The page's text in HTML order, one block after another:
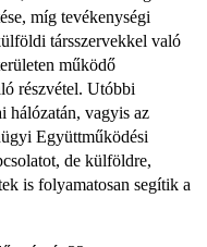
míg tevékenységi
társszervekkel való
működő
részvétel. Utóbbi
hálózatán, vagyis az
Együttműködési
de külföldre,
is folyamatosan segítik a